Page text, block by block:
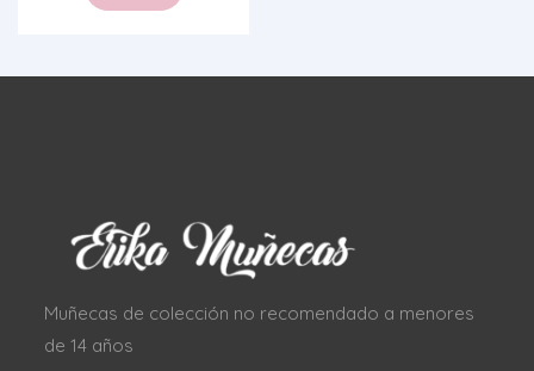
Muñecas de colección no recomendado a menores
de 14 años